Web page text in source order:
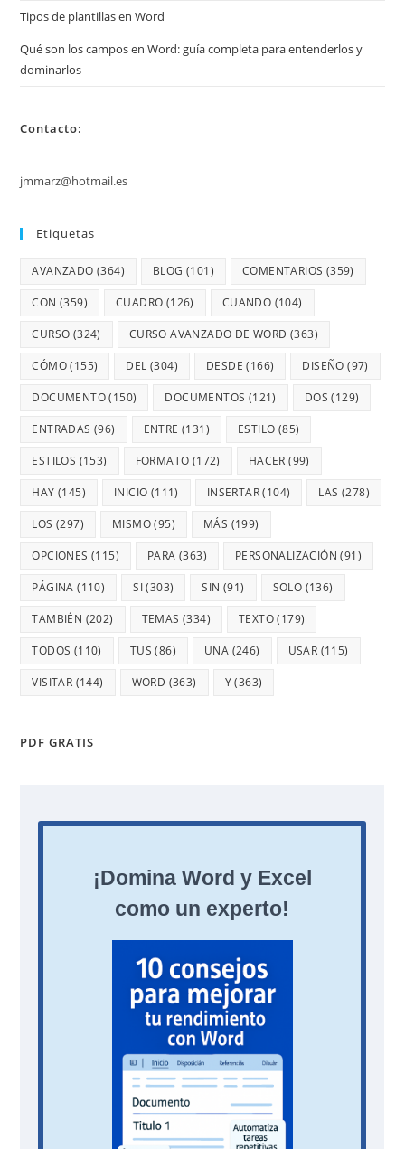
Tipos de plantillas en Word
Qué son los campos en Word: guía completa para entenderlos y
dominarlos
Contacto:
jmmarz@hotmail.es
Etiquetas
AVANZADO (364) BLOG (101) COMENTARIOS (359)
CON (359) CUADRO (126) CUANDO (104)
CURSO (324) CURSO AVANZADO DE WORD (363)
CÓMO(155) DEL (304) DESDE (166) DISEÑO (97)
DOCUMENTO(150) DOCUMENTOS (121) DOS (129)
ENTRADAS (96) ENTRE (131) ESTILO (85)
ESTILOS (153) FORMATO (172) HACER (99)
HAY (145) INICIO (111) INSERTAR(104) LAS (278)
LOS (297) MISMO(95) MÁS (199)
OPCIONES (115) PARA (363) PERSONALIZACIÓN (91)
PÁGINA (110) SI(303) SIN (91) SOLO (136)
TAMBIÉN (202) TEMAS (334) TEXTO(179)
TODOS (110) TUS (86) UNA (246) USAR (115)
VISITAR (144) WORD (363) Y(363)
PDF GRATIS